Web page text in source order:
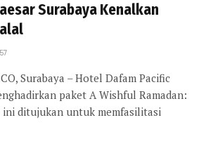
Surabaya Kenalkan
Surabaya – Hotel Dafam Pacific
paket A Wishful Ramadan:
ini ditujukan untuk memfasilitasi